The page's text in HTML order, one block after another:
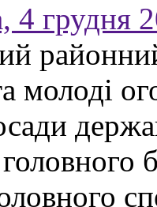
4 грудня
молоді
головного